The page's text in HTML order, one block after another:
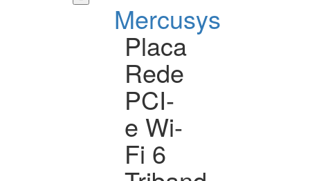
Mercusys
Placa
Rede
PCI-
e Wi-
Fi 6